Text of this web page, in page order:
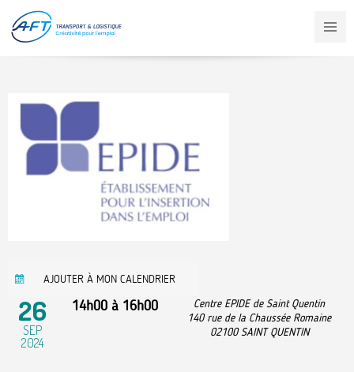
contenu
principal
AJOUTER À MON CALENDRIER
26
SEP
2024
14h00 à 16h00
Centre EPIDE de Saint Quentin
140 rue de la Chaussée Romaine
02100 SAINT QUENTIN